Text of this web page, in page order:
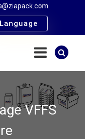
Language
VFFS